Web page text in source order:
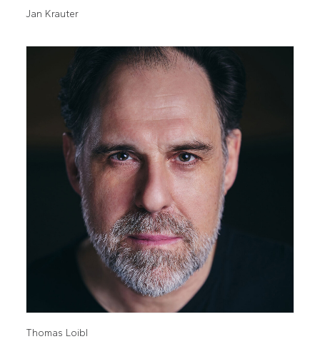
Jan Krauter
Thomas Loibl